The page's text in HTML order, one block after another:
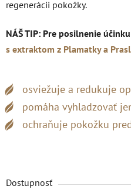
regenerácii pokožky.
NÁŠ TIP: Pre posilnenie
s extraktom z Plamatky a
osviežuje a redukuje
pomáha vyhladzovať
ochraňuje pokožku
Dostupnosť